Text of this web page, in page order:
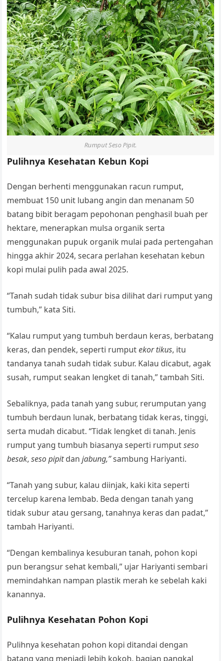
Rumput Seso Pipit.
Pulihnya Kesehatan Kebun Kopi
Dengan berhenti menggunakan racun rumput,
membuat 150 unit lubang angin dan menanam 50
batang bibit beragam pepohonan penghasil buah per
hektare, menerapkan mulsa organik serta
menggunakan pupuk organik mulai pada pertengahan
hingga akhir 2024, secara perlahan kesehatan kebun
kopi mulai pulih pada awal 2025.
“Tanah sudah tidak subur bisa dilihat dari rumput yang
tumbuh,” kata Siti.
“Kalau rumput yang tumbuh berdaun keras, berbatang
keras, dan pendek, seperti rumputekor tikus, itu
tandanya tanah sudah tidak subur. Kalau dicabut, agak
susah, rumput seakan lengket di tanah,” tambah Siti.
Sebaliknya, pada tanah yang subur, rerumputan yang
tumbuh berdaun lunak, berbatang tidak keras, tinggi,
serta mudah dicabut. “Tidak lengket di tanah. Jenis
rumput yang tumbuh biasanya seperti rumputseso
besak,seso pipitdanjabung,”sambung Hariyanti.
“Tanah yang subur, kalau diinjak, kaki kita seperti
tercelup karena lembab. Beda dengan tanah yang
tidak subur atau gersang, tanahnya keras dan padat,”
tambah Hariyanti.
“Dengan kembalinya kesuburan tanah, pohon kopi
pun berangsur sehat kembali,” ujar Hariyanti sembari
memindahkan nampan plastik merah ke sebelah kaki
kanannya.
Pulihnya Kesehatan Pohon Kopi
Pulihnya kesehatan pohon kopi ditandai dengan
batang yang menjadi lebih kokoh, bagian pangkal